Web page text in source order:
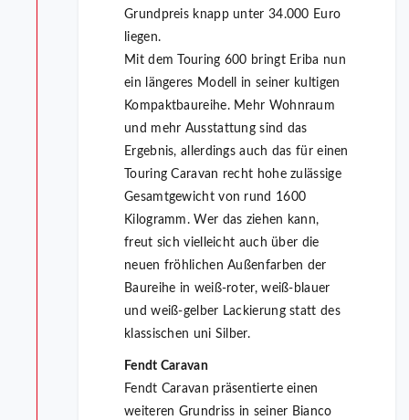
Grundpreis knapp unter 34.000 Euro
liegen.
Mit dem Touring 600 bringt Eriba nun
ein längeres Modell in seiner kultigen
Kompaktbaureihe. Mehr Wohnraum
und mehr Ausstattung sind das
Ergebnis, allerdings auch das für einen
Touring Caravan recht hohe zulässige
Gesamtgewicht von rund 1600
Kilogramm. Wer das ziehen kann,
freut sich vielleicht auch über die
neuen fröhlichen Außenfarben der
Baureihe in weiß-roter, weiß-blauer
und weiß-gelber Lackierung statt des
klassischen uni Silber.
Fendt Caravan
Fendt Caravan präsentierte einen
weiteren Grundriss in seiner Bianco